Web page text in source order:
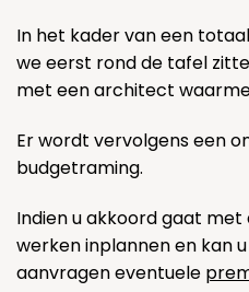
In het kader van een
we eerst rond de tafel
met een architect
Er wordt vervolgens een
budgetraming.
Indien u akkoord gaat
werken inplannen en kan
aanvragen eventuele